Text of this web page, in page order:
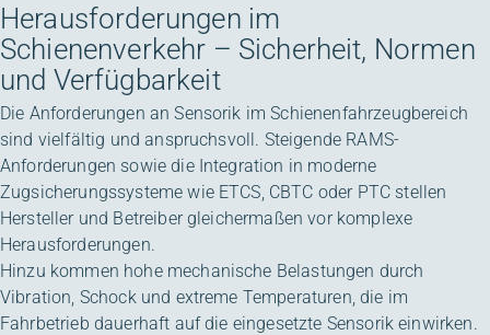
Herausforderungen im
Schienenverkehr – Sicherheit, Normen
und Verfügbarkeit
Die Anforderungen an Sensorik im Schienenfahrzeugbereich
sind vielfältig und anspruchsvoll. Steigende RAMS-
Anforderungen sowie die Integration in moderne
Zugsicherungssysteme wie ETCS, CBTC oder PTC stellen
Hersteller und Betreiber gleichermaßen vor komplexe
Herausforderungen.
Hinzu kommen hohe mechanische Belastungen durch
Vibration, Schock und extreme Temperaturen, die im
Fahrbetrieb dauerhaft auf die eingesetzte Sensorik einwirken.